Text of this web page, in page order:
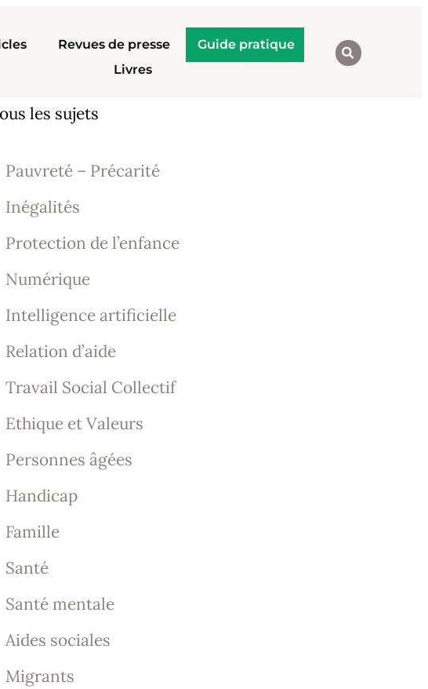
Revues de presse
Guide pratique
Livres
les sujets
Pauvreté – Précarité
Inégalités
Protection de l’enfance
Numérique
Intelligence artificielle
Relation d’aide
Travail Social Collectif
Ethique et Valeurs
Personnes âgées
Handicap
Famille
Santé
Santé mentale
Aides sociales
Migrants